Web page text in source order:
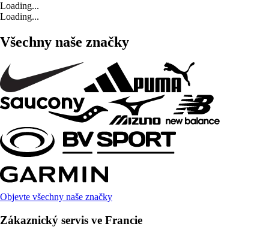
Loading...
Loading...
Všechny naše značky
Objevte všechny naše značky
Zákaznický servis ve Francie